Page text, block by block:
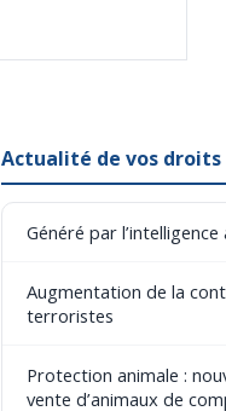
Actualité de vos
Généré par
Augmentation de la
terroristes
Protection animale :
vente d’animaux de